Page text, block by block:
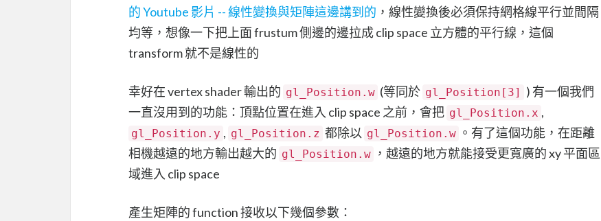
的 Youtube 影片 -- 線性變換與矩陣這邊講到的 ，線性變換後必須保持網格線平行並間隔
均等，想像一下把上面 frustum 側邊的邊拉成 clip space 立方體的平行線，這個
transform 就不是線性的
幸好在 vertex shader 輸出的 gl_Position.w (等同於 gl_Position[3]
) 有一個我們
一直沒用到的功能：頂點位置在進入 clip space 之前，會把 gl_Position.x ,
gl_Position.y , gl_Position.z 都除以 gl_Position.w 。有了這個功能，在距離
相機越遠的地方輸出越大的 gl_Position.w ，越遠的地方就能接受更寬廣的 xy 平面區
域進入 clip space
產生矩陣的 function 接收以下幾個參數：